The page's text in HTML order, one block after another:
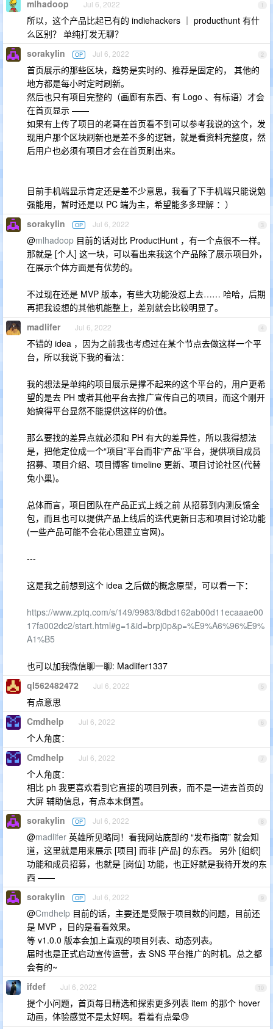
1
mlhadoop Jul 6, 2022
所以，这个产品比起已有的 indiehackers ｜ producthunt 有什
么区别？ 单纯打发无聊？
2
sorakylin OP Jul 6, 2022
首页展示的那些区块，趋势是实时的、推荐是固定的， 其他的
地方都是每小时定时刷新。
然后也只有项目完整的（画廊有东西、有 Logo 、有标语）才会
在首页显示 ——
如果有上传了项目的老哥在首页看不到可以参考我说的这个，发
现用户那个区块刷新也是差不多的逻辑，就是看资料完整度，然
后用户也必须有项目才会在首页刷出来。
目前手机端显示肯定还是差不少意思，我看了下手机端只能说勉
强能用，暂时还是以 PC 端为主，希望能多多理解 ：）
3
sorakylin OP Jul 6, 2022
@mlhadoop 目前的话对比 ProductHunt ，有一个点很不一样。
那就是 [个人] 这一块，可以看出来我这个产品除了展示项目外，
在展示个体方面是有优势的。
不过现在还是 MVP 版本，有些大功能没怼上去…… 哈哈，后期
再把我设想的其他机能整上，差别就会比较明显了。
4
madlifer Jul 6, 2022
不错的 idea ，因为之前我也考虑过在某个节点去做这样一个平
台，所以我说下我的看法：
我的想法是单纯的项目展示是撑不起来的这个平台的，用户更希
望的是去 PH 或者其他平台去推广宣传自己的项目，而这个刚开
始搞得平台显然不能提供这样的价值。
那么要找的差异点就必须和 PH 有大的差异性，所以我得想法
是，把他定位成一个“项目”平台而非“产品”平台，提供项目成员
招募、项目介绍、项目博客 timeline 更新、项目讨论社区(代替
兔小巢)。
总体而言，项目团队在产品正式上线之前 从招募到内测反馈全
包，而且也可以提供产品上线后的迭代更新日志和项目讨论功能
(一些产品可能不会花心思建立官网)。
---
这是我之前想到这个 idea 之后做的概念原型，可以看一下：
https://www.zptq.com/s/149/9983/8dbd162ab00d11ecaaae00
17fa002dc2/start.html#g=1&id=brpj0p&p=%E9%A6%96%E9%
A1%B5
也可以加我微信聊一聊: Madlifer1337
5
ql562482472 Jul 6, 2022
有点意思
6
Cmdhelp Jul 6, 2022
个人角度：
7
Cmdhelp Jul 6, 2022
个人角度：
相比 ph 我更喜欢看到它直接的项目列表，而不是一进去首页的
大屏 辅助信息，有点本末倒置。
8
sorakylin OP Jul 6, 2022
@madlifer 英雄所见略同！看我网站底部的 “发布指南” 就会知
道，这里就是用来展示 [项目] 而非 [产品] 的东西。 另外 [组织]
功能和成员招募，也就是 [岗位] 功能，也正好就是我待开发的东
西 ——
9
sorakylin OP Jul 6, 2022
@Cmdhelp 目前的话，主要还是受限于项目数的问题，目前还
是 MVP ，目的是看看效果。
等 v1.0.0 版本会加上直观的项目列表、动态列表。
届时也是正式启动宣传运营，去 SNS 平台推广的时机。总之都
会有的~
10
ifdef Jul 6, 2022
提个小问题，首页每日精选和探索更多列表 item 的那个 hover
动画，体验感觉不是太好啊。看着有点晕😓